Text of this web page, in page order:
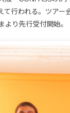
て行われる。ツアー
より先行受付開始。